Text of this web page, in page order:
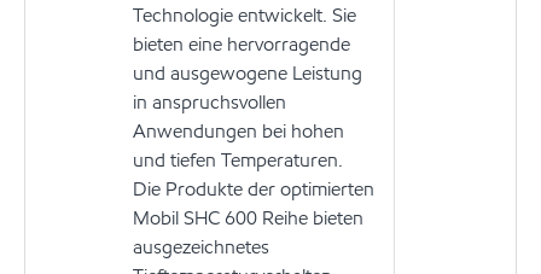
Technologie entwickelt. Sie
bieten eine hervorragende
und ausgewogene Leistung
in anspruchsvollen
Anwendungen bei hohen
und tiefen Temperaturen.
Die Produkte der optimierten
Mobil SHC 600 Reihe bieten
ausgezeichnetes